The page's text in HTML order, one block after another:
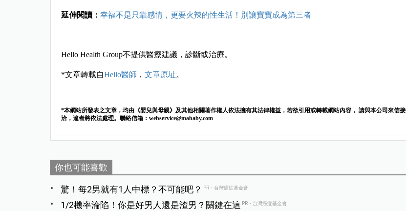
延伸閱讀： 幸福不是只靠感情，更要火辣的性生活！別讓寶寶成為第三者
Hello Health Group不提供醫療建議，診斷或治療。
*文章轉載自Hello醫師 ， 文章原址。
*本網站所發表之文章，均由《嬰兒與母親》及其他相關著作權人依法擁有其法律權益，若欲引用或轉載網站內容， 請與本公司來信接
洽，違者將依法處理。聯絡信箱： webservice@mababy.com
你也可能喜歡
驚！每2男就有1人中標？不可能吧？ PR・台灣癌症基金會
1/2機率淪陷！你是好男人還是渣男？關鍵在這 PR・台灣癌症基金會